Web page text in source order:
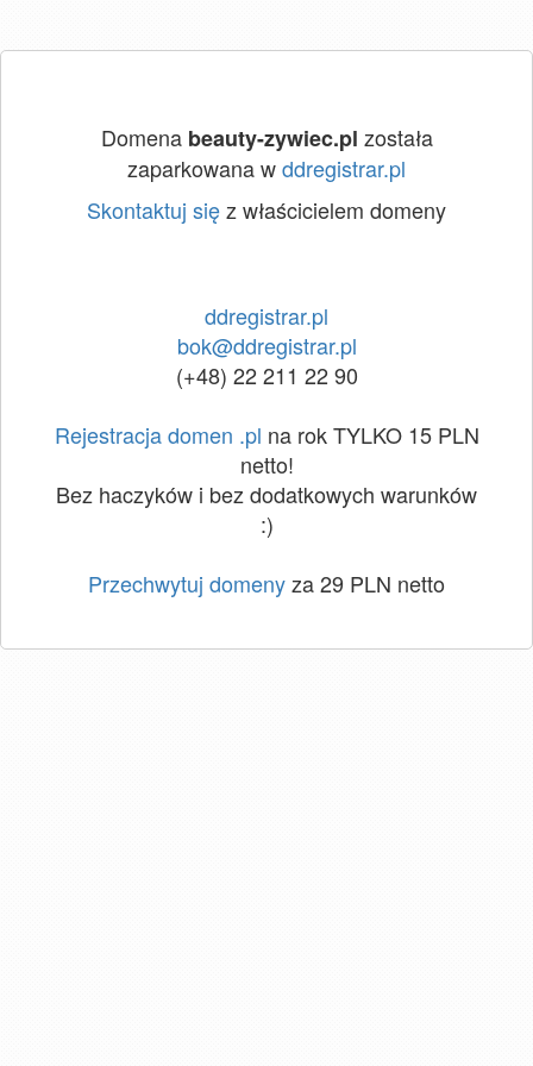
Domena beauty-zywiec.pl została
zaparkowana wddregistrar.pl
Skontaktuj sięz właścicielem domeny
ddregistrar.pl
bok@ddregistrar.pl
(+48) 22 211 22 90
Rejestracja domen .pl na rok TYLKO 15 PLN
netto!
Bez haczyków i bez dodatkowych warunków
:)
Przechwytuj domenyza 29 PLN netto